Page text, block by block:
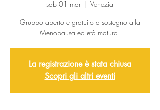
sab 01 mar
  |
Venezia
Gruppo aperto e gratuito a sostegno alla
Menopausa ed età matura.
La registrazione è stata chiusa
Scopri gli altri eventi